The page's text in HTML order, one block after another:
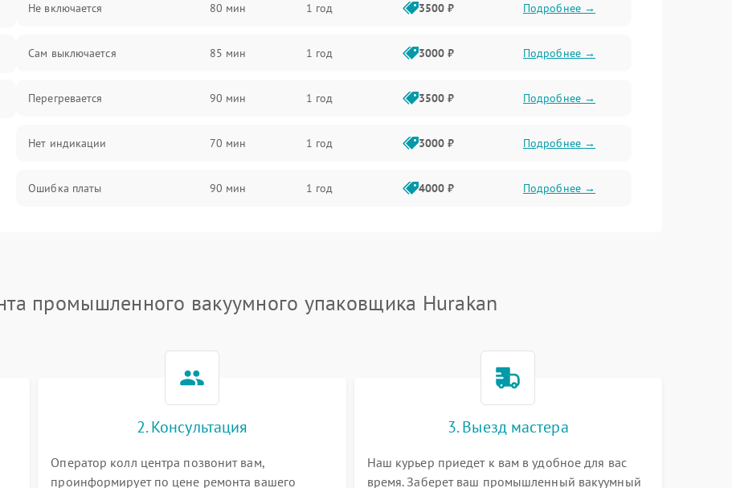
Не включается 80 мин 1 год 3500 ₽ Подробнее →
Сам выключается 85 мин 1 год 3000 ₽ Подробнее →
Перегревается 90 мин 1 год 3500 ₽ Подробнее →
Нет индикации 70 мин 1 год 3000 ₽ Подробнее →
Ошибка платы 90 мин 1 год 4000 ₽ Подробнее →
промышленного вакуумного упаковщика Hurakan
2. Консультация
Оператор колл центра позвонит вам,
проинформирует по цене ремонта вашего
3. Выезд мастера
Наш курьер приедет к вам в удобное для вас
время. Заберет ваш промышленный вакуумный